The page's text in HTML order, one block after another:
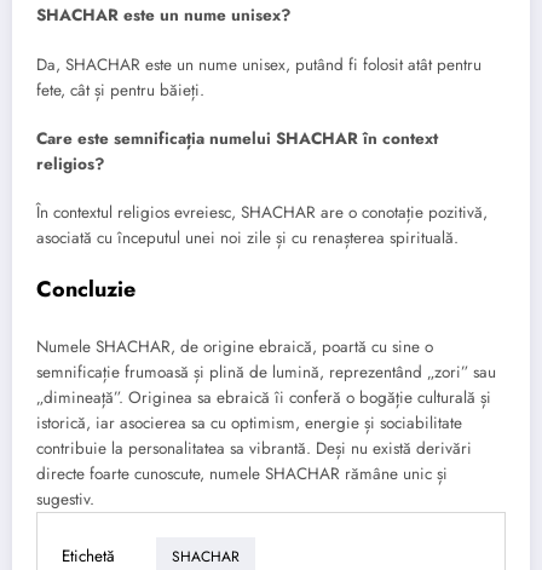
SHACHAR este un nume unisex?
Da, SHACHAR este un nume unisex, putând fi folosit atât pentru
fete, cât și pentru băieți.
Care este semnificația numelui SHACHAR în context
religios?
În contextul religios evreiesc, SHACHAR are o conotație pozitivă,
asociată cu începutul unei noi zile și cu renașterea spirituală.
Concluzie
Numele SHACHAR, de origine ebraică, poartă cu sine o
semnificație frumoasă și plină de lumină, reprezentând „zori” sau
„dimineață”. Originea sa ebraică îi conferă o bogăție culturală și
istorică, iar asocierea sa cu optimism, energie și sociabilitate
contribuie la personalitatea sa vibrantă. Deși nu există derivări
directe foarte cunoscute, numele SHACHAR rămâne unic și
sugestiv.
Etichetă SHACHAR